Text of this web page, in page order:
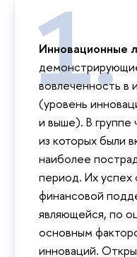
Инновационные
вовлеченность в
(уровень
и выше). В группе
из которых были
наиболее
период. Их успех
финансовой
являющейся, по
основным
инноваций.